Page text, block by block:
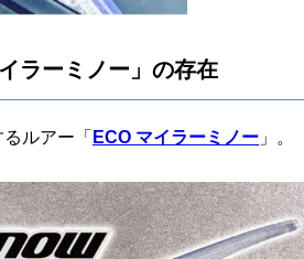
ラーミノー」の存在
ルアー「 ECO マイラーミノー 」。